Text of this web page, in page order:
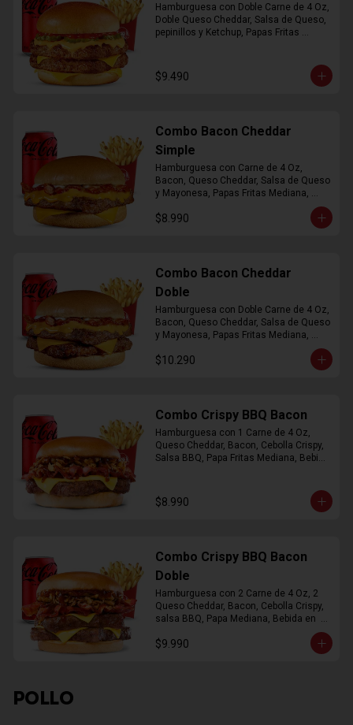
Hamburguesa con Doble Carne de 4 Oz,
Doble Queso Cheddar, Salsa de Queso,
pepinillos y Ketchup, Papas Fritas
$9.490
Combo Bacon Cheddar
Simple
Hamburguesa con Carne de 4 Oz,
Bacon, Queso Cheddar, Salsa de Queso
y Mayonesa, Papas Fritas Mediana,
$8.990
Combo Bacon Cheddar
Doble
Hamburguesa con Doble Carne de 4 Oz,
Bacon, Queso Cheddar, Salsa de Queso
y Mayonesa, Papas Fritas Mediana,
$10.290
Combo Crispy BBQ Bacon
Hamburguesa con 1 Carne de 4 Oz,
Queso Cheddar, Bacon, Cebolla Crispy,
Salsa BBQ, Papa Fritas Mediana, Bebida
$8.990
Combo Crispy BBQ Bacon
Doble
Hamburguesa con 2 Carne de 4 Oz, 2
Queso Cheddar, Bacon, Cebolla Crispy,
salsa BBQ, Papa Mediana, Bebida en
$9.990
POLLO